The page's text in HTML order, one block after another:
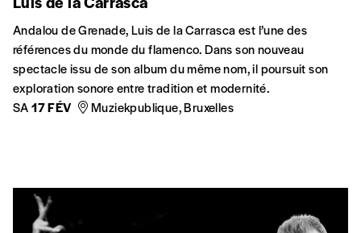
Andalou de Grenade, Luis de la Carrasca est l’une des
références du monde du flamenco. Dans son nouveau
spectacle issu de son album du même nom, il poursuit son
exploration sonore entre tradition et modernité.
SA17 FÉV Muziekpublique, Bruxelles